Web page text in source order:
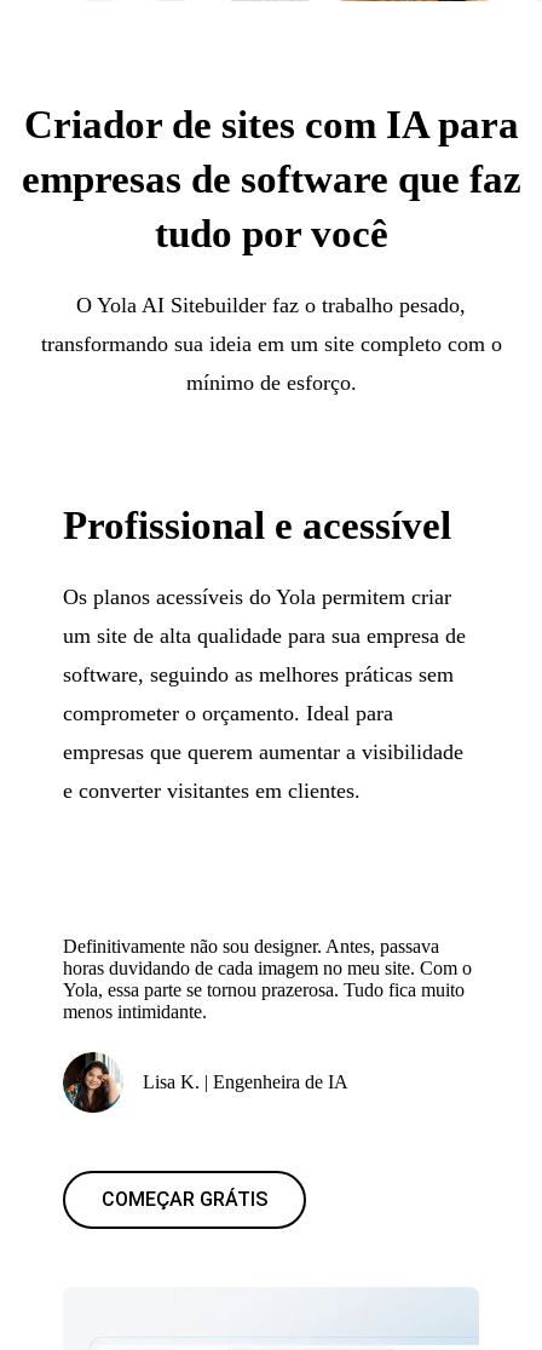
Criador de sites com IA para
empresas de software que faz
tudo por você
O Yola AI Sitebuilder faz o trabalho pesado,
transformando sua ideia em um site completo com o
mínimo de esforço.
Profissional e acessível
Os planos acessíveis do Yola permitem criar
um site de alta qualidade para sua empresa de
software, seguindo as melhores práticas sem
comprometer o orçamento. Ideal para
empresas que querem aumentar a visibilidade
e converter visitantes em clientes.
Definitivamente não sou designer. Antes, passava
horas duvidando de cada imagem no meu site. Com o
Yola, essa parte se tornou prazerosa. Tudo fica muito
menos intimidante.
Lisa K. | Engenheira de IA
COMEÇAR GRÁTIS